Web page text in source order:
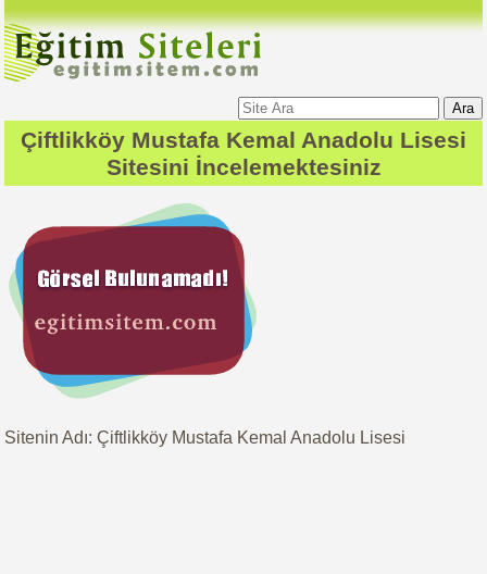
Ara
Çiftlikköy Mustafa Kemal Anadolu Lisesi
Sitesini İncelemektesiniz
Sitenin Adı: Çiftlikköy Mustafa Kemal Anadolu Lisesi